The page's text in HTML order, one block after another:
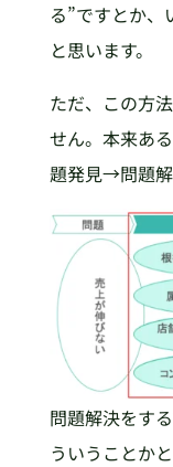
る”ですとか
と思います。
ただ、この方
せん。本来あ
題発見→問題解
問題解決をす
ういうことか